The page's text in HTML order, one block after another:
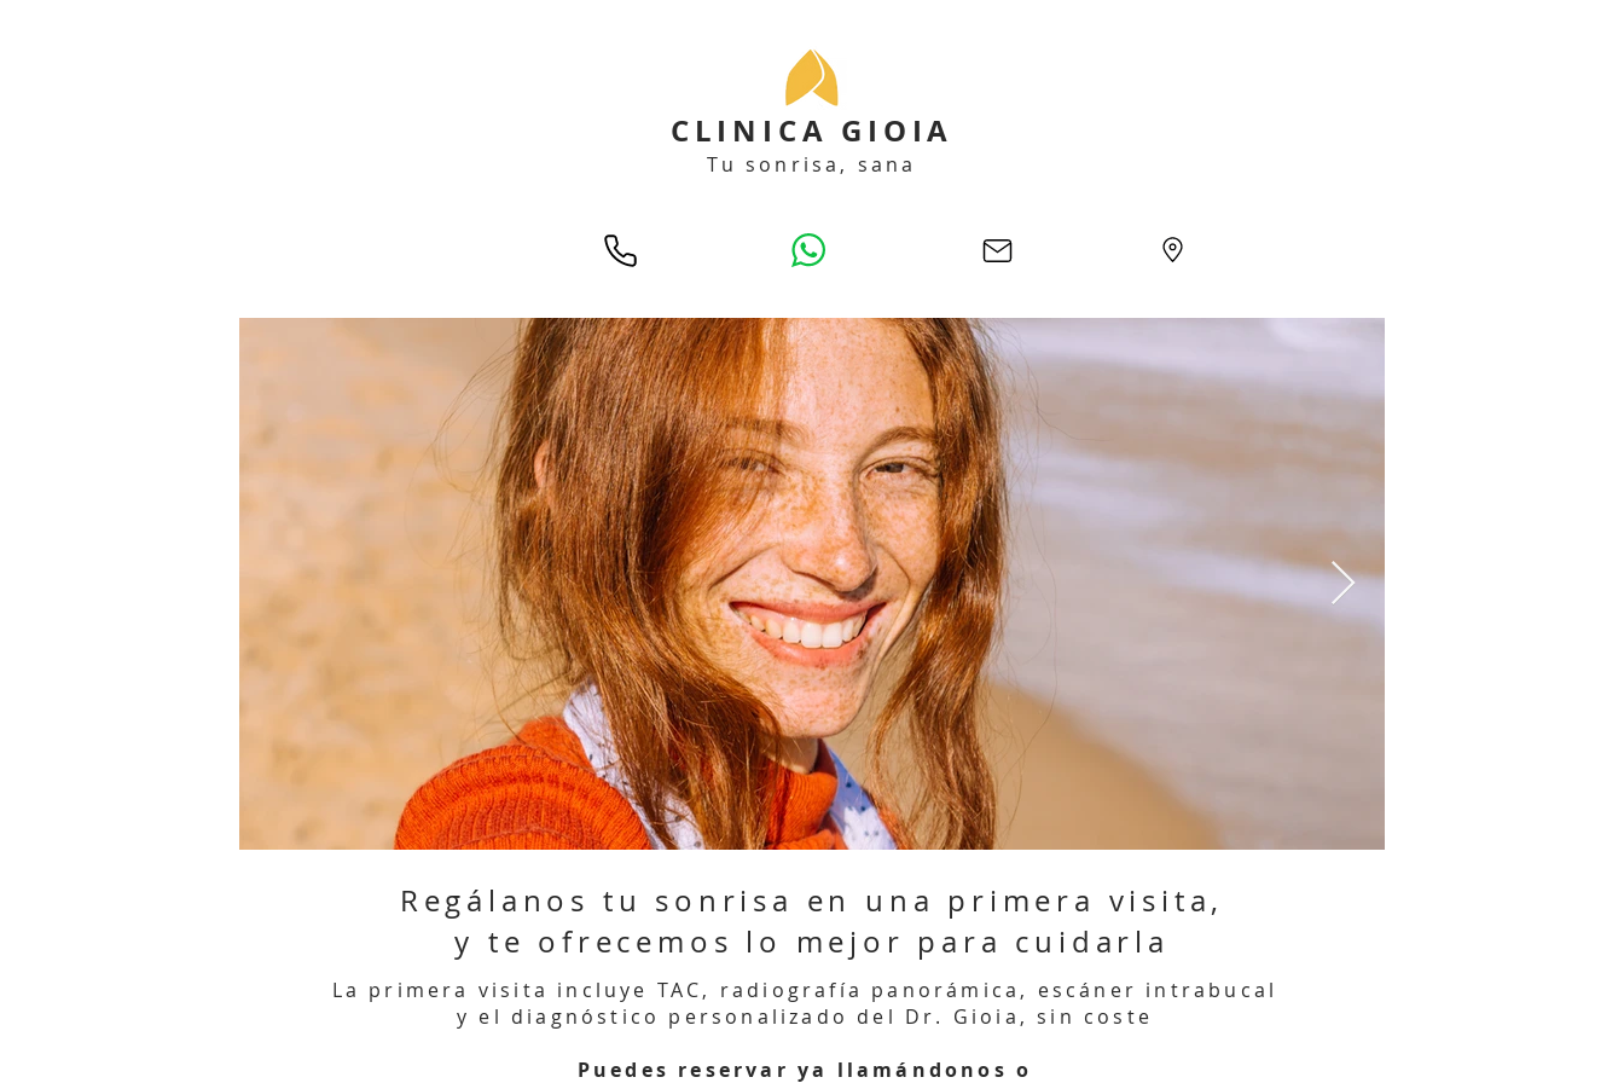
CLINICA GIOIA
Tu sonrisa, sana
Regálanos tu sonrisa en una primera visita,
y te ofrecemos lo mejor para cuidarla
La primera visita incluye TAC, radiografía panorámica, escáner intrabucal
y el diagnóstico personalizado del Dr. Gioia, sin coste
Puedes reservar ya llamándonos o